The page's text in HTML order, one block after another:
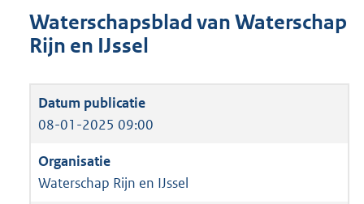
Waterschapsblad van Waterschap
Rijn en IJssel
08-01-2025 09:00
Waterschap Rijn en IJssel